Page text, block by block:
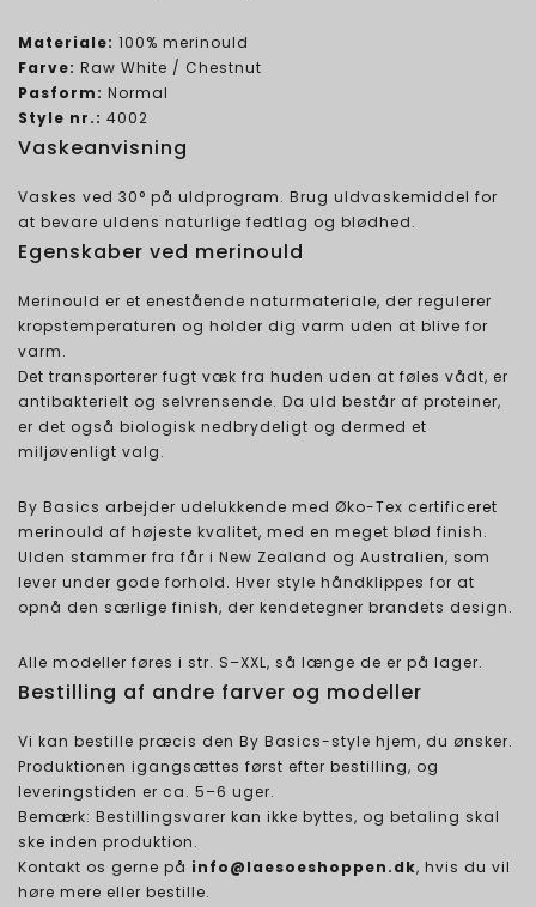
Materiale: 100% merinould
Farve: Raw White / Chestnut
Pasform: Normal
Style nr.: 4002
Vaskeanvisning
Vaskes ved 30° på uldprogram. Brug uldvaskemiddel for
at bevare uldens naturlige fedtlag og blødhed.
Egenskaber ved merinould
Merinould er et enestående naturmateriale, der regulerer
kropstemperaturen og holder dig varm uden at blive for
varm.
Det transporterer fugt væk fra huden uden at føles vådt, er
antibakterielt og selvrensende. Da uld består af proteiner,
er det også biologisk nedbrydeligt og dermed et
miljøvenligt valg.
By Basics arbejder udelukkende med Øko-Tex certificeret
merinould af højeste kvalitet, med en meget blød finish.
Ulden stammer fra får i New Zealand og Australien, som
lever under gode forhold. Hver style håndklippes for at
opnå den særlige finish, der kendetegner brandets design.
Alle modeller føres i str. S–XXL, så længe de er på lager.
Bestilling af andre farver og modeller
Vi kan bestille præcis den By Basics-style hjem, du ønsker.
Produktionen igangsættes først efter bestilling, og
leveringstiden er ca. 5–6 uger.
Bemærk: Bestillingsvarer kan ikke byttes, og betaling skal
ske inden produktion.
Kontakt os gerne på info@laesoeshoppen.dk, hvis du vil
høre mere eller bestille.